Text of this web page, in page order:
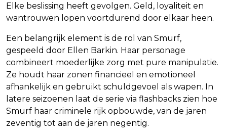
Elke beslissing heeft gevolgen. Geld, loyaliteit en
wantrouwen lopen voortdurend door elkaar heen.
Een belangrijk element is de rol van Smurf,
gespeeld door Ellen Barkin. Haar personage
combineert moederlijke zorg met pure manipulatie.
Ze houdt haar zonen financieel en emotioneel
afhankelijk en gebruikt schuldgevoel als wapen. In
latere seizoenen laat de serie via flashbacks zien hoe
Smurf haar criminele rijk opbouwde, van de jaren
zeventig tot aan de jaren negentig.